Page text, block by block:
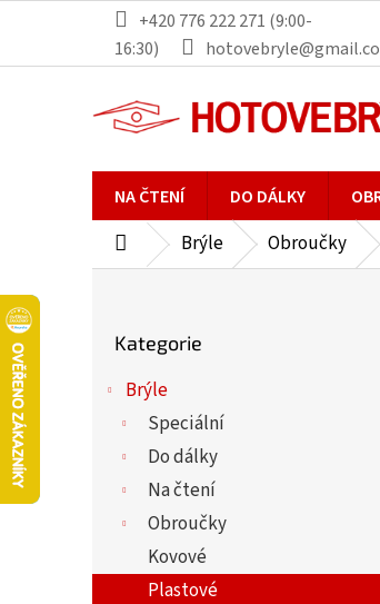
obsah
+420 776 222 271 (9:00-
16:30)
NA ČTENÍ DO DÁLKY
DomůBrýle Obroučky
kategorie
Kategorie
Brýle
Speciální
Do dálky
Na čtení
Obroučky
Kovové
Plastové